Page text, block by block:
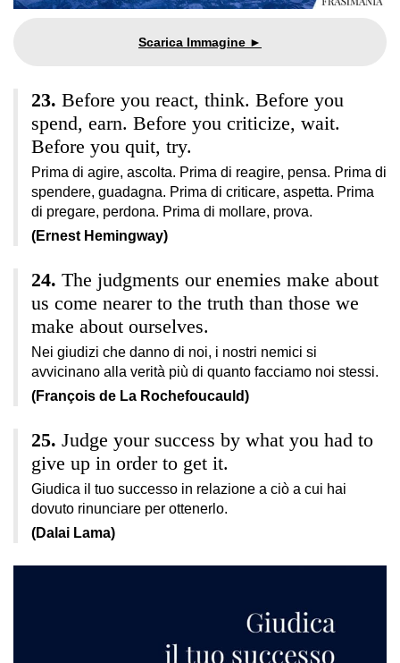
Before you react, think. Before you
spend, earn. Before you criticize, wait.
Before you quit, try.
Prima di agire, ascolta. Prima di reagire, pensa. Prima di
spendere, guadagna. Prima di criticare, aspetta. Prima
di pregare, perdona. Prima di mollare, prova.
(Ernest Hemingway)
The judgments our enemies make about
us come nearer to the truth than those we
make about ourselves.
Nei giudizi che danno di noi, i nostri nemici si
avvicinano alla verità più di quanto facciamo noi stessi.
(François de La Rochefoucauld)
Judge your success by what you had to
give up in order to get it.
Giudica il tuo successo in relazione a ciò a cui hai
dovuto rinunciare per ottenerlo.
(Dalai Lama)